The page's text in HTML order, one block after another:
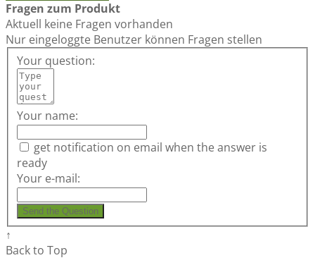
Fragen zum Produkt
Aktuell keine Fragen vorhanden
Nur eingeloggte Benutzer können Fragen stellen
Your question:
Your name:
get notification on email when the answer is
ready
Your e-mail:
Send the Question
↑
Back to Top